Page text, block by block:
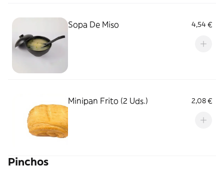
Sopa De Miso 4,54 €
Minipan Frito (2 Uds.) 2,08 €
Pinchos